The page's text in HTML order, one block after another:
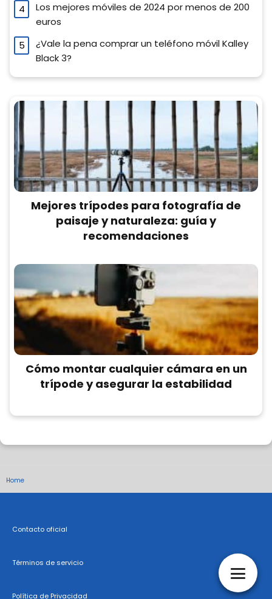
Los mejores móviles de 2024 por menos de 200
euros
¿Vale la pena comprar un teléfono móvil Kalley
Black 3?
Mejores trípodes para fotografía de
paisaje y naturaleza: guía y
recomendaciones
Cómo montar cualquier cámara en un
trípode y asegurar la estabilidad
Home
Contacto oficial
Términos de servicio
Política de Privacidad